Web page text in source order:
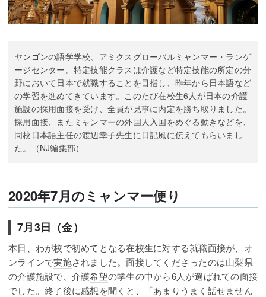
ヤンゴンの語学学校、アミクスグローバルミャンマー・ランゲ
ージセンター。特定技能クラスは介護など特定技能の所定の分
野において日本で就職することを目指し、昨年から日本語など
の学習を進めてきています。このたび在校生6人が日本の介護
施設の採用面接を受け、全員が見事に内定を勝ち取りました。
採用面接、またミャンマーの外国人入国をめぐる動きなどを、
同校日本語主任の渡辺幸子先生に日記風に伝えてもらいまし
た。（NJ編集部）
2020年7月のミャンマー便り
7月3日（金）
本日、わが校で初めてとなる在校生に対する就職面接が、オ
ンラインで実施されました。面接してくださったのは山梨県
の介護施設で、介護希望の学生の中から6人が選ばれての面接
でした。終了後に感想を聞くと、「あまりうまく話せません